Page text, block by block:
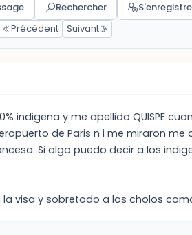
Rechercher
Précédent
Suivant
indigena y me apellido QUISPE
de Paris n i me miraron
Si algo puedo decir a los
visa y sobretodo a los cholos